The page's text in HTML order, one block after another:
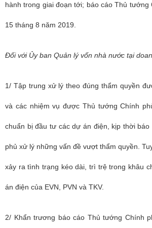
hành trong giai đoạn tới; báo cáo Thủ
15 tháng 8 năm 2019.
Đối với Ủy ban Quản lý vốn nhà nước tại
1/ Tập trung xử lý theo đúng thẩm quyền
và các nhiệm vụ được Thủ tướng Chính
chuẩn bị đầu tư các dự án điện, kịp thời
phủ xử lý những vấn đề vượt thẩm quyền.
xảy ra tình trạng kéo dài, trì trệ trong khâu
án điện của EVN, PVN và TKV.
2/ Khẩn trương báo cáo Thủ tướng Chính